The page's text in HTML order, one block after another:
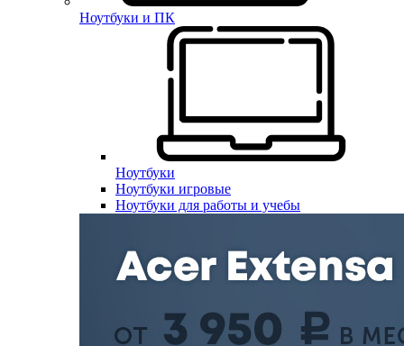
Ноутбуки и ПК
Ноутбуки
Ноутбуки игровые
Ноутбуки для работы и учебы